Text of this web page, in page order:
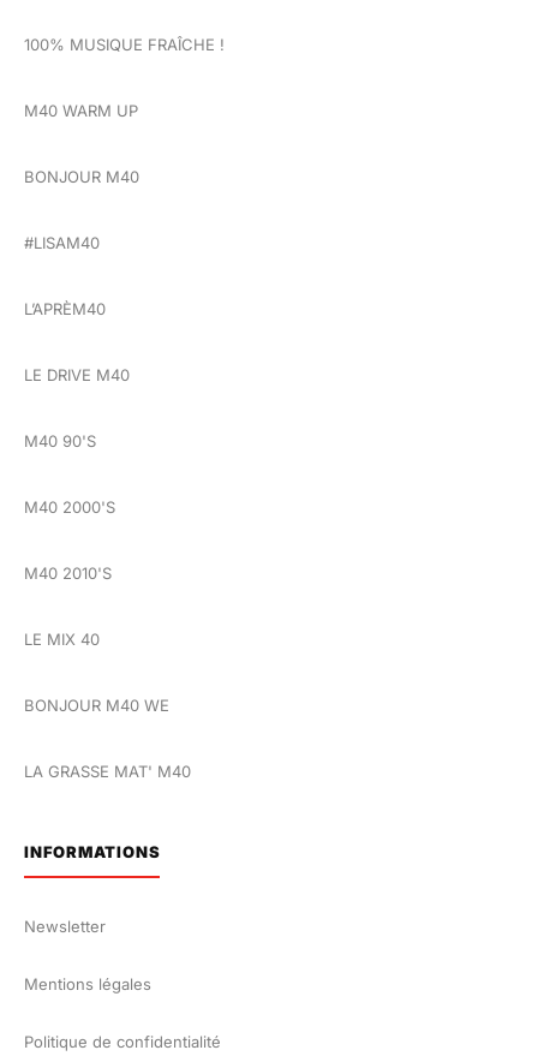
100% MUSIQUE FRAÎCHE !
M40 WARM UP
BONJOUR M40
#LISAM40
L’APRÈM40
LE DRIVE M40
M40 90'S
M40 2000'S
M40 2010'S
LE MIX 40
BONJOUR M40 WE
LA GRASSE MAT' M40
INFORMATIONS
Newsletter
Mentions légales
Politique de confidentialité